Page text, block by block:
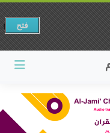
فتح